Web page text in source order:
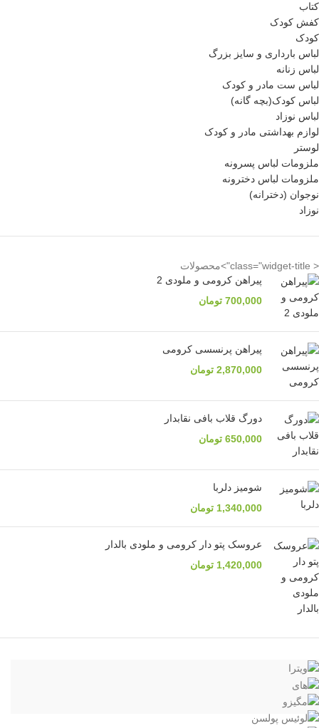
کتاب
کفش کودک
کودک
لباس بارداری و سایز بزرگ
لباس زنانه
لباس ست مادر و کودک
لباس کودک(بچه گانه)
لباس نوزاد
لوازم بهداشتی مادر و کودک
لوستر
ملزومات لباس پسرونه
ملزومات لباس دخترونه
نوجوان (دخترانه)
نوزاد
< class="widget-title">محصولات
پیراهن کرومی و ملودی 2
700,000 تومان
پیراهن پرنسسی کرومی
2,870,000 تومان
دورگ قلاب بافی نقابدار
650,000 تومان
شومیز دلربا
1,340,000 تومان
عروسک پتو دار کرومی و ملودی بالدار
1,420,000 تومان